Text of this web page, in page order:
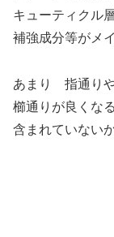
キューティクル
補強成分等がメ
あまり 指通り
櫛通りが良くな
含まれていない